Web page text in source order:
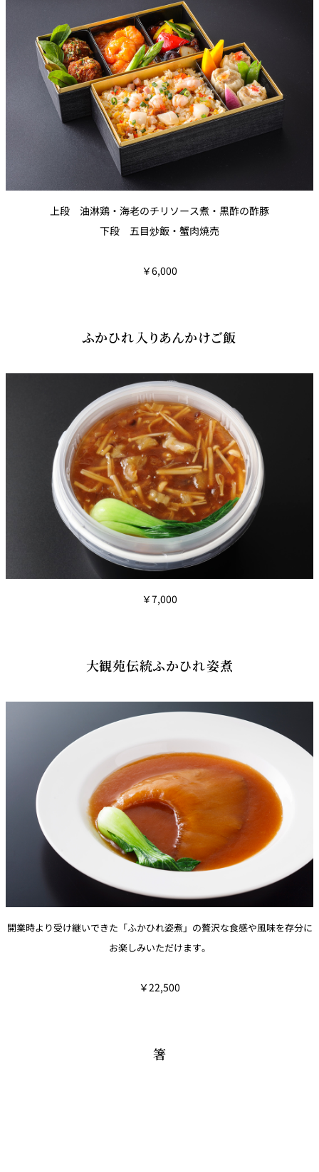
上段 油淋鶏・海老のチリソース煮・黒酢の酢豚
下段 五目炒飯・蟹肉焼売
￥6,000
ふかひれ入りあんかけご飯
￥7,000
大観苑伝統ふかひれ姿煮
開業時より受け継いできた「ふかひれ姿煮」の贅沢な食感や風味を存分に
お楽しみいただけます。
￥22,500
箸